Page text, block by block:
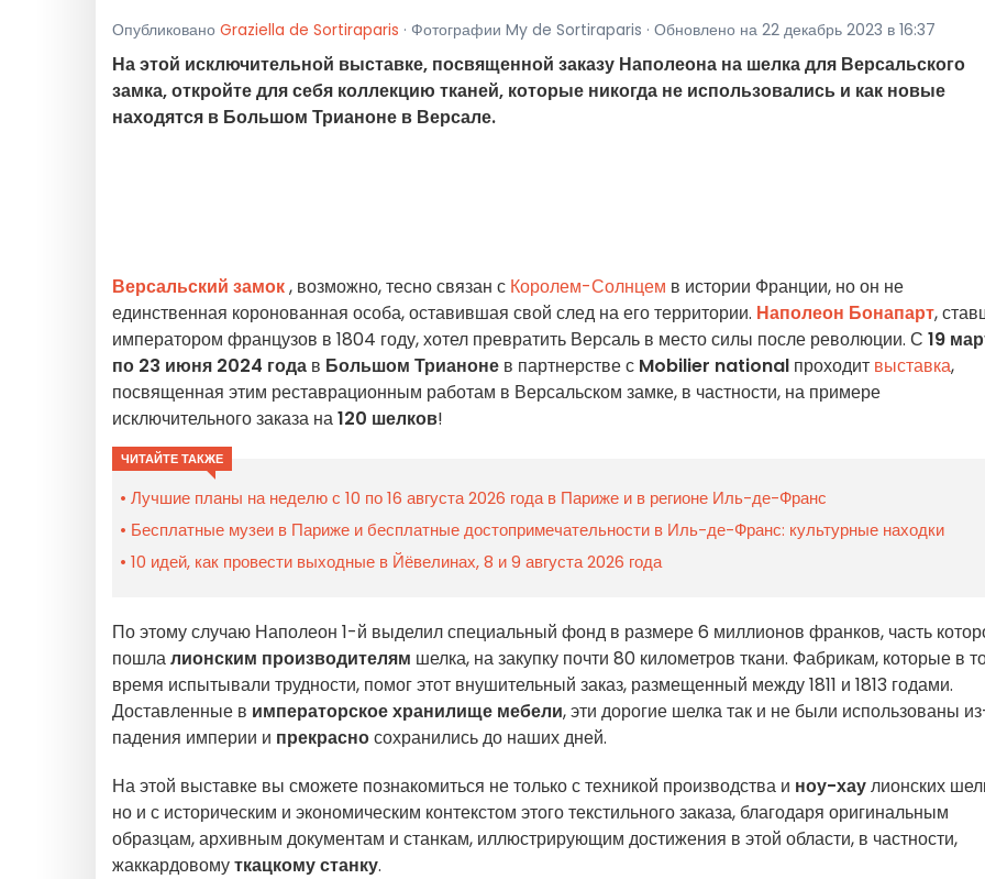
Опубликовано Graziella de Sortiraparis · Фотографии My de Sortiraparis · Обновлено на 22 декабрь 2023 в 16:37
На этой исключительной выставке, посвященной заказу Наполеона на шелка для Версальского
замка, откройте для себя коллекцию тканей, которые никогда не использовались и как новые
находятся в Большом Трианоне в Версале.
Версальский замок, возможно, тесно связан с Королем-Солнцем в истории Франции, но он не
единственная коронованная особа, оставившая свой след на его территории. Наполеон Бонапарт,
императором французов в 1804 году, хотел превратить Версаль в место силы после революции. С 19
по 23 июня 2024 года в Большом Трианоне в партнерстве с Mobilier national проходит выставка,
посвященная этим реставрационным работам в Версальском замке, в частности, на примере
исключительного заказа на120 шелков!
ЧИТАЙТЕ ТАКЖЕ
Лучшие планы на неделю с 10 по 16 августа 2026 года в Париже и в регионе Иль-де-Франс
Бесплатные музеи в Париже и бесплатные достопримечательности в Иль-де-Франс: культурные находки
10 идей, как провести выходные в Йёвелинах, 8 и 9 августа 2026 года
По этому случаю Наполеон 1-й выделил специальный фонд в размере 6 миллионов франков, часть
пошлалионским производителям шелка, на закупку почти 80 километров ткани. Фабрикам, которые в
время испытывали трудности, помог этот внушительный заказ, размещенный между 1811 и 1813 годами.
Доставленные в императорское хранилище мебели, эти дорогие шелка так и не были использованы
падения империи и прекрасносохранились до наших дней.
На этой выставке вы сможете познакомиться не только с техникой производства и ноу-хаулионских
но и с историческим и экономическим контекстом этого текстильного заказа, благодаря оригинальным
образцам, архивным документам и станкам, иллюстрирующим достижения в этой области, в частности,
жаккардовомуткацкому станку.